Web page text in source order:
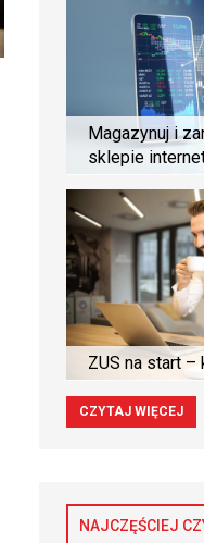
Magazynuj i
sklepie
ZUS na start
CZYTAJ WIĘCEJ
NAJCZĘŚCIEJ